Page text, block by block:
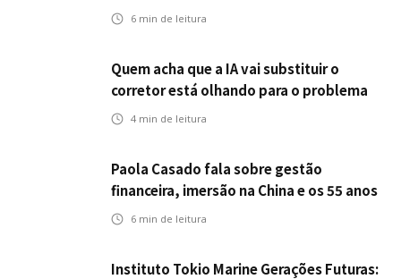
seguros ampliar cobertura e prevenção
6 min de leitura
Quem acha que a IA vai substituir o
corretor está olhando para o problema
errado
4 min de leitura
Paola Casado fala sobre gestão
financeira, imersão na China e os 55 anos
da ENS
6 min de leitura
Instituto Tokio Marine Gerações Futuras: